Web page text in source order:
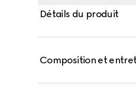
Détails du produit
Composition et